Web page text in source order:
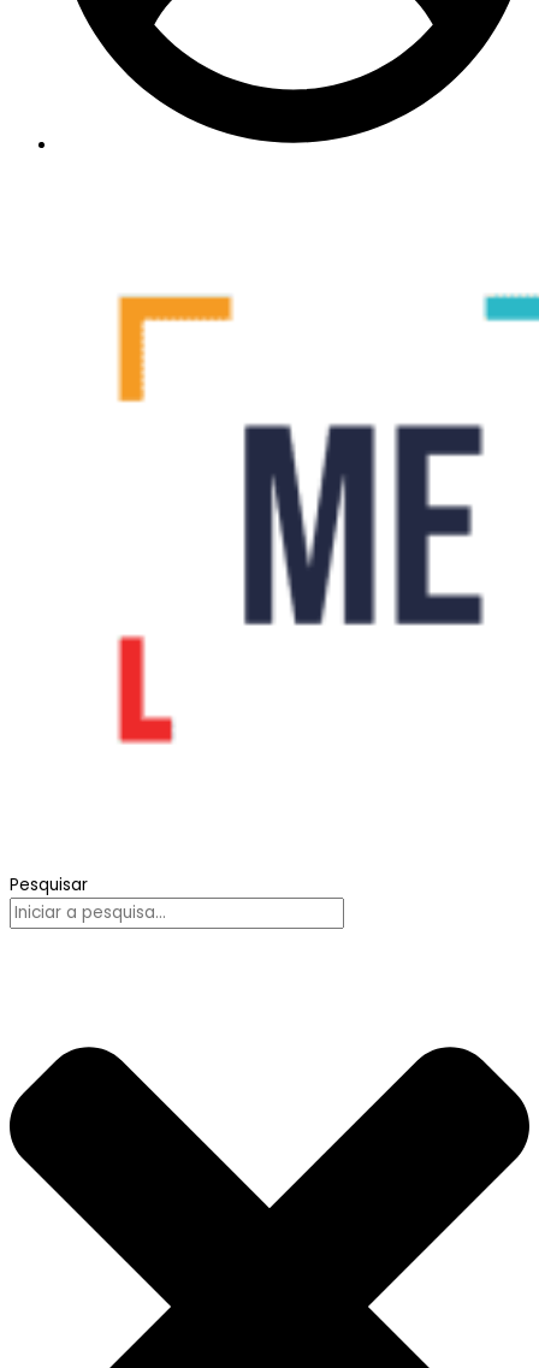
Pesquisar